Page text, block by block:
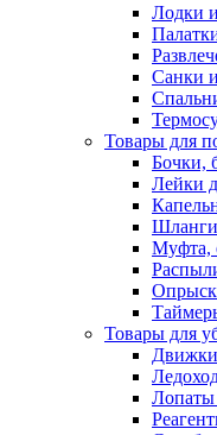
Лодки
Санки
Товары для
Бочки,
Лейки
Шланги
Муфта,
Товары для
Движки
Лопаты